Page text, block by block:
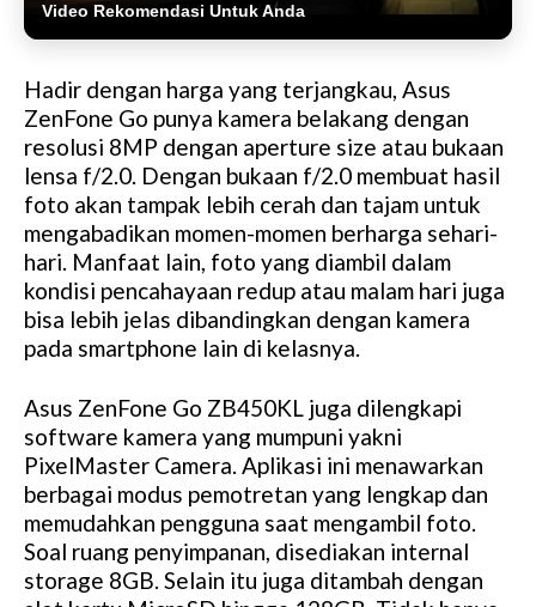
Video Rekomendasi Untuk Anda
Hadir dengan harga yang terjangkau, Asus
ZenFone Go punya kamera belakang dengan
resolusi 8MP dengan aperture size atau bukaan
lensa f/2.0. Dengan bukaan f/2.0 membuat hasil
foto akan tampak lebih cerah dan tajam untuk
mengabadikan momen-momen berharga sehari-
hari. Manfaat lain, foto yang diambil dalam
kondisi pencahayaan redup atau malam hari juga
bisa lebih jelas dibandingkan dengan kamera
pada smartphone lain di kelasnya.
Asus ZenFone Go ZB450KL juga dilengkapi
software kamera yang mumpuni yakni
PixelMaster Camera. Aplikasi ini menawarkan
berbagai modus pemotretan yang lengkap dan
memudahkan pengguna saat mengambil foto.
Soal ruang penyimpanan, disediakan internal
storage 8GB. Selain itu juga ditambah dengan